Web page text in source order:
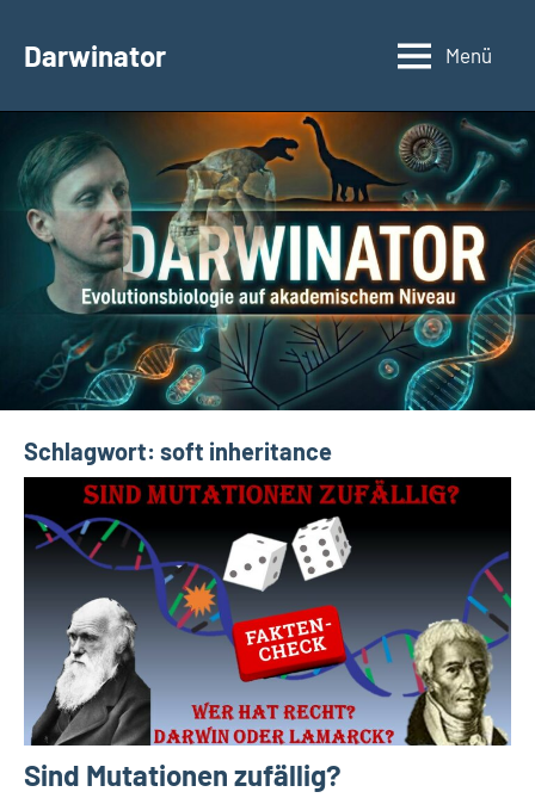
InhaltDarwinator
Evolutionsbiologie
Menü
Schlagwort: soft inheritance
Sind Mutationen zufällig?